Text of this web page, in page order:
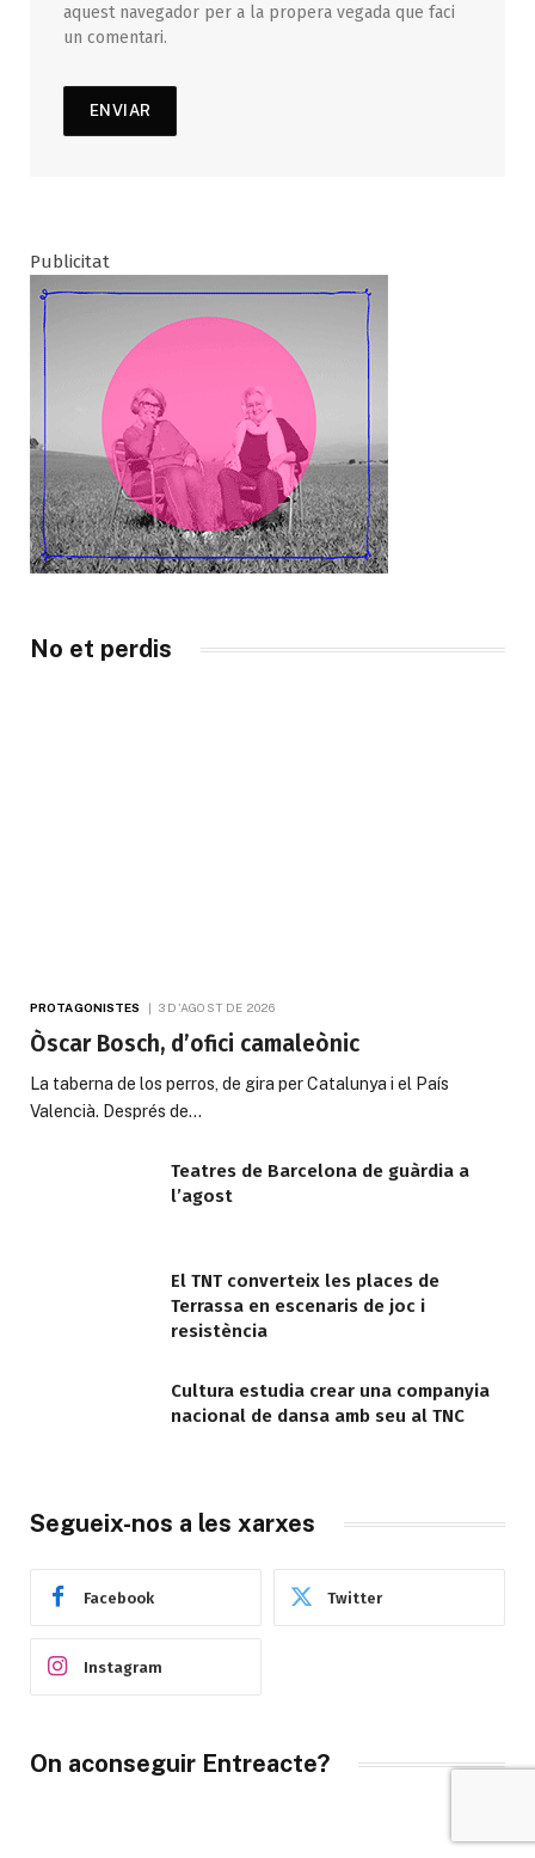
aquest navegador per a la propera vegada que faci
un comentari.
Publicitat
No et perdis
PROTAGONISTES 3 D'AGOST DE 2026
Òscar Bosch, d’ofici camaleònic
La taberna de los perros, de gira per Catalunya i el País
Valencià. Després de…
Teatres de Barcelona de guàrdia a
l’agost
El TNT converteix les places de
Terrassa en escenaris de joc i
resistència
Cultura estudia crear una companyia
nacional de dansa amb seu al TNC
Segueix-nos a les xarxes
Facebook Twitter
Instagram
On aconseguir Entreacte?